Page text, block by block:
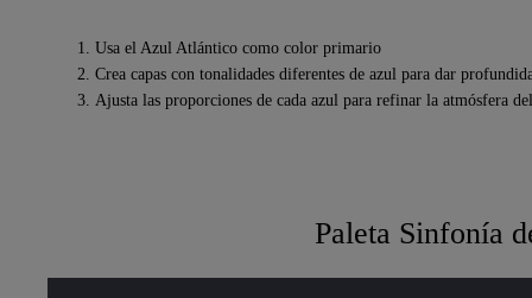
Usa el Azul Atlántico como color primario
Crea capas con tonalidades diferentes de azul para dar
Ajusta las proporciones de cada azul para refinar la atmósfera
Paleta Sinfonía